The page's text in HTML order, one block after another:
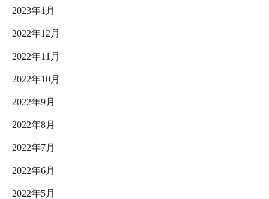
2023年1月
2022年12月
2022年11月
2022年10月
2022年9月
2022年8月
2022年7月
2022年6月
2022年5月